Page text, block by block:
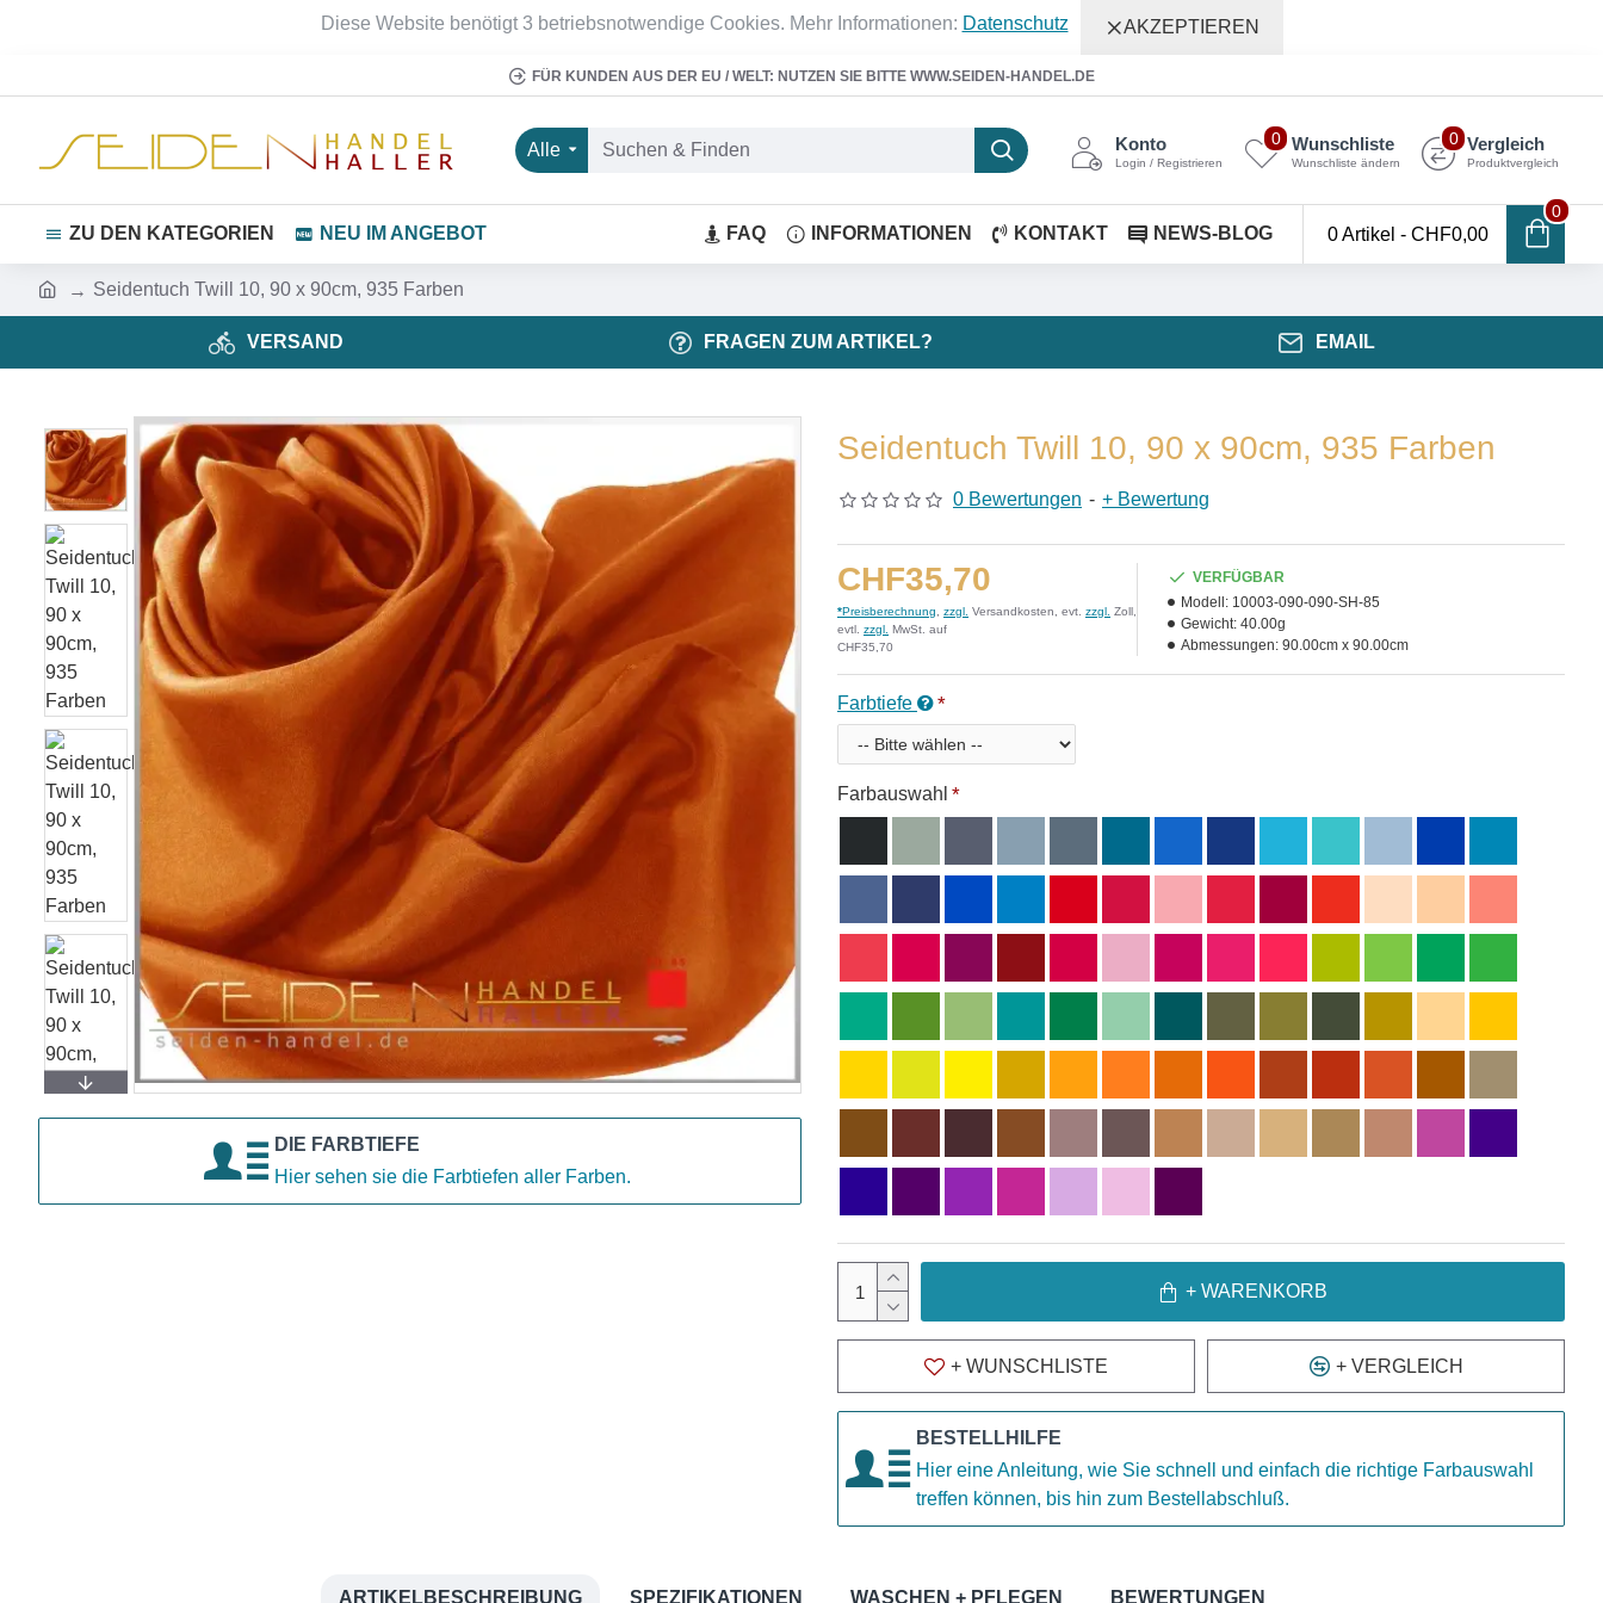
Diese Website benötigt 3 betriebsnotwendige Cookies. Mehr Informationen: Datenschutz AKZEPTIEREN
FÜR KUNDEN AUS DER EU / WELT: NUTZEN SIE BITTE WWW.SEIDEN-HANDEL.DE
Alle Konto
Login / Registrieren
Wunschliste
Wunschliste ändern
0 Vergleich
Produktvergleich
0
ZU DEN KATEGORIEN NEU IM ANGEBOT FAQ INFORMATIONEN KONTAKT NEWS-BLOG 0 Artikel - CHF0,00
0
Seidentuch Twill 10, 90 x 90cm, 935 Farben
VERSAND FRAGEN ZUM ARTIKEL? EMAIL
DIE FARBTIEFE
Hier sehen sie die Farbtiefen aller Farben.
Seidentuch Twill 10, 90 x 90cm, 935 Farben
0 Bewertungen - + Bewertung
CHF35,70
*Preisberechnung zzgl. Versandkosten, evt. zzgl. Zoll,
evtl. zzgl. MwSt. auf
CHF35,70
VERFÜGBAR
Modell: 10003-090-090-SH-85
Gewicht: 40.00g
Abmessungen: 90.00cm x 90.00cm
Farbtiefe
Farbauswahl
+ WARENKORB
+ WUNSCHLISTE + VERGLEICH
BESTELLHILFE
Hier eine Anleitung, wie Sie schnell und einfach die richtige Farbauswahl
treffen können, bis hin zum Bestellabschluß.
ARTIKELBESCHREIBUNG SPEZIFIKATIONEN WASCHEN + PFLEGEN BEWERTUNGEN